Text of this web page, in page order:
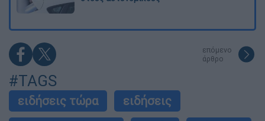
επόμενο
άρθρο
#TAGS
ειδήσεις τώρα
ειδήσεις